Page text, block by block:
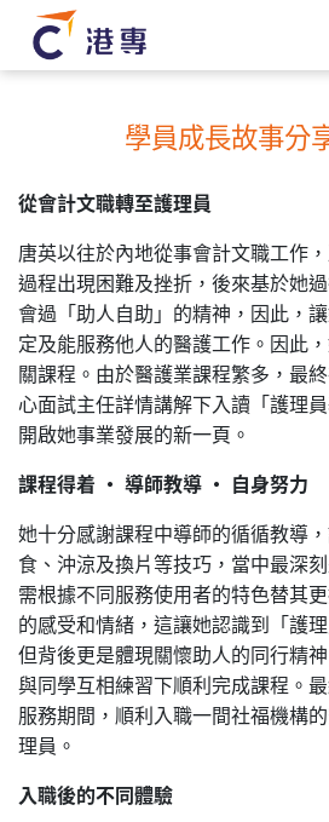
學員成長故事分
從會計文職轉至護理員
唐英以往於內地從事會計文職工作
過程出現困難及挫折，後來基於她
會過「助人自助」的精神，因此，
定及能服務他人的醫護工作。因此
關課程。由於醫護業課程繁多，最
心面試主任詳情講解下入讀「護理
開啟她事業發展的新一頁。
課程得着 ‧ 導師教導 ‧ 自身努力
她十分感謝課程中導師的循循教導
食、沖涼及換片等技巧，當中最深
需根據不同服務使用者的特色替其
的感受和情緒，這讓她認識到「護
但背後更是體現關懷助人的同行精
與同學互相練習下順利完成課程。
服務期間，順利入職一間社福機構
理員。
入職後的不同體驗